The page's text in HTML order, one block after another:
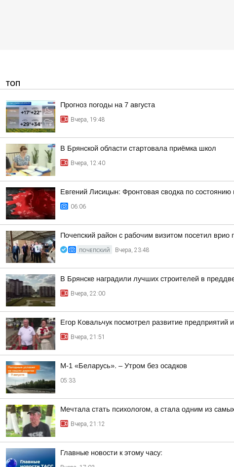
ТОП
Прогноз погоды на 7 августа
Вчера, 19:48
В Брянской области стартовала приёмка школ
Вчера, 12:40
Евгений Лисицын: Фронтовая сводка по состоянию
06:06
Почепский район с рабочим визитом посетил врио
ПОЧЕПСКИЙ Вчера, 23:48
В Брянске наградили лучших строителей в
Вчера, 22:00
Егор Ковальчук посмотрел развитие предприятий
Вчера, 21:51
М-1 «Беларусь». – Утром без осадков
05:33
Мечтала стать психологом, а стала одним из
Вчера, 21:12
Главные новости к этому часу: